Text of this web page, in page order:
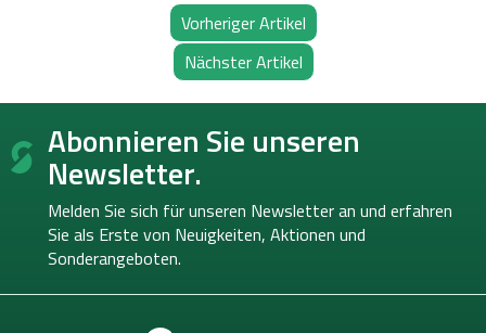
Vorheriger Artikel
Nächster Artikel
F
ß Abonnieren Sie unseren
Newsletter.
Melden Sie sich für unseren Newsletter an und erfahren
Sie als Erste von Neuigkeiten, Aktionen und
Sonderangeboten.